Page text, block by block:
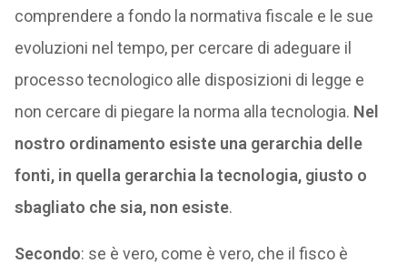
comprendere a fondo la normativa fiscale e le sue
evoluzioni nel tempo, per cercare di adeguare il
processo tecnologico alle disposizioni di legge e
non cercare di piegare la norma alla tecnologia. Nel
nostro ordinamento esiste una gerarchia delle
fonti, in quella gerarchia la tecnologia, giusto o
sbagliato che sia, non esiste.
Secondo: se è vero, come è vero, che il fisco è